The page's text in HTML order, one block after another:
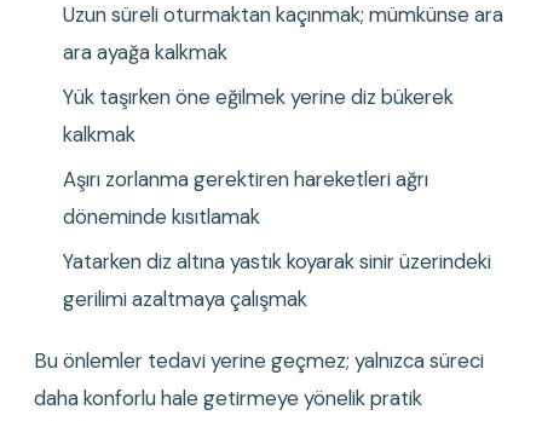
Uzun süreli oturmaktan kaçınmak; mümkünse ara
ara ayağa kalkmak
Yük taşırken öne eğilmek yerine diz bükerek
kalkmak
Aşırı zorlanma gerektiren hareketleri ağrı
döneminde kısıtlamak
Yatarken diz altına yastık koyarak sinir üzerindeki
gerilimi azaltmaya çalışmak
Bu önlemler tedavi yerine geçmez; yalnızca süreci
daha konforlu hale getirmeye yönelik pratik